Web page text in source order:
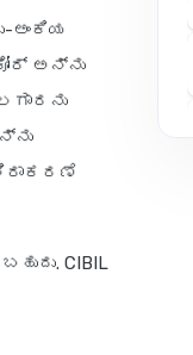
ಅಂಕಿಯ
ಅನ್ನು
CIBIL